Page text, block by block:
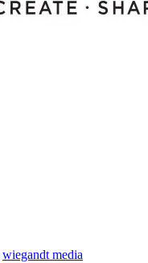
wiegandt media